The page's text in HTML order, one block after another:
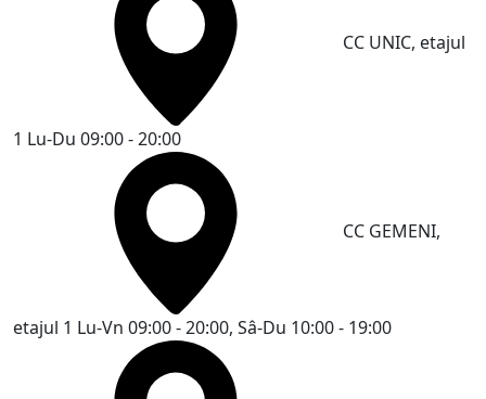
CC UNIC, etajul
1 Lu-Du 09:00 - 20:00
CC GEMENI,
etajul 1 Lu-Vn 09:00 - 20:00, Sâ-Du 10:00 - 19:00